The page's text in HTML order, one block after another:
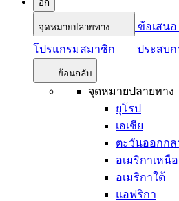
อีก
จุดหมายปลายทาง ข้อเสนอ
โปรแกรมสมาชิก ประสบ
ย้อนกลับ
จุดหมายปลายทาง
ยุโรป
เอเชีย
ตะวันออกกล
อเมริกาเหนือ
อเมริกาใต้
แอฟริกา